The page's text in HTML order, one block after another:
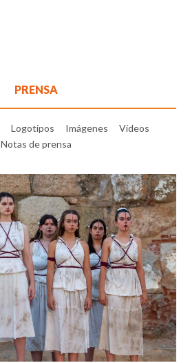
PRENSA
Logotipos Imágenes
Vídeos
Notas de prensa